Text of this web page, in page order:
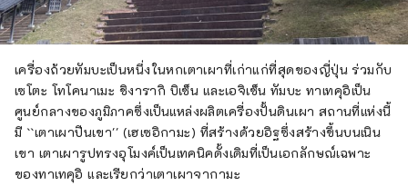
เครื่องถ้วยทัมบะเป็นหนึ่งในหกเตาเผาที่เก่าแก่ที่สุดของญี่ปุ่น ร่วมกับ
เซโตะ โทโคนาเมะ ชิงารากิ บิเซ็น และเอจิเซ็น ทัมบะ ทาเทคุอิเป็น
ศูนย์กลางของภูมิภาคซึ่งเป็นแหล่งผลิตเครื่องปั้นดินเผา สถานที่แห่งนี้
มี ``เตาเผาปีนเขา'' (เฮเซอิกามะ) ที่สร้างด้วยอิฐซึ่งสร้างขึ้นบนเนิน
เขา เตาเผารูปทรงอุโมงค์เป็นเทคนิคดั้งเดิมที่เป็นเอกลักษณ์เฉพาะ
ของทาเทคุอิ และเรียกว่าเตาเผาจากามะ